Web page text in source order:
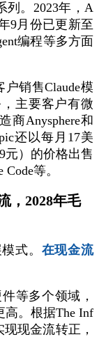
列。2023年，A
9月份已更新至
编程等多方面
销售Claude模
主要客户有微
商Anysphere和
还以每月17美
元）的价格出售
等。
，2028年毛
式。 在现金流
等多个领域，
高。根据The Inf
现金流转正，